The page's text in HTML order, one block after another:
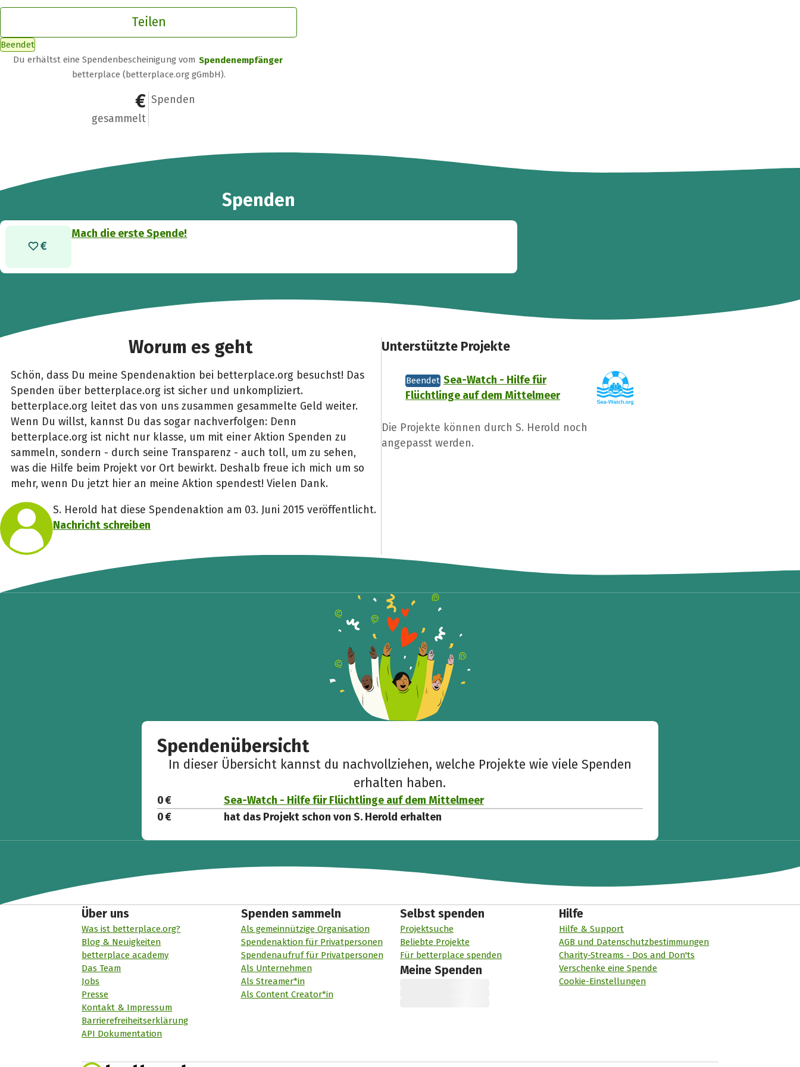
Teilen
Beendet
Du erhältst eine Spendenbescheinigung vom Spendenempfänger
betterplace (betterplace.org gGmbH).
0 €
gesammelt
0
Spenden
Spenden
Mach die erste Spende!
Worum es geht
Schön, dass Du meine Spendenaktion bei betterplace.org besuchst! Das
Spenden über betterplace.org ist sicher und unkompliziert.
betterplace.org leitet das von uns zusammen gesammelte Geld weiter.
Wenn Du willst, kannst Du das sogar nachverfolgen: Denn
betterplace.org ist nicht nur klasse, um mit einer Aktion Spenden zu
sammeln, sondern - durch seine Transparenz - auch toll, um zu sehen,
was die Hilfe beim Projekt vor Ort bewirkt. Deshalb freue ich mich um so
mehr, wenn Du jetzt hier an meine Aktion spendest! Vielen Dank.
S. Herold hat diese Spendenaktion am 03. Juni 2015 veröffentlicht.
Nachricht schreiben
Unterstützte Projekte
Beendet Sea-Watch - Hilfe für
Flüchtlinge auf dem Mittelmeer
Die Projekte können durch S. Herold noch
angepasst werden.
Spendenübersicht
In dieser Übersicht kannst du nachvollziehen, welche Projekte wie viele Spenden
erhalten haben.
0 €
Sea-Watch - Hilfe für Flüchtlinge auf dem Mittelmeer
0 €
hat das Projekt schon von S. Herold erhalten
Über uns
Was ist betterplace.org?
Blog & Neuigkeiten
betterplace academy
Das Team
Jobs
Presse
Kontakt & Impressum
Barrierefreiheitserklärung
API Dokumentation
Spenden sammeln
Als gemeinnützige Organisation
Spendenaktion für Privatpersonen
Spendenaufruf für Privatpersonen
Als Unternehmen
Als Streamer*in
Als Content Creator*in
Selbst spenden
Projektsuche
Beliebte Projekte
Für betterplace spenden
Meine Spenden
Hilfe
Hilfe & Support
AGB und Datenschutzbestimmungen
Charity-Streams - Dos and Don'ts
Verschenke eine Spende
Cookie-Einstellungen